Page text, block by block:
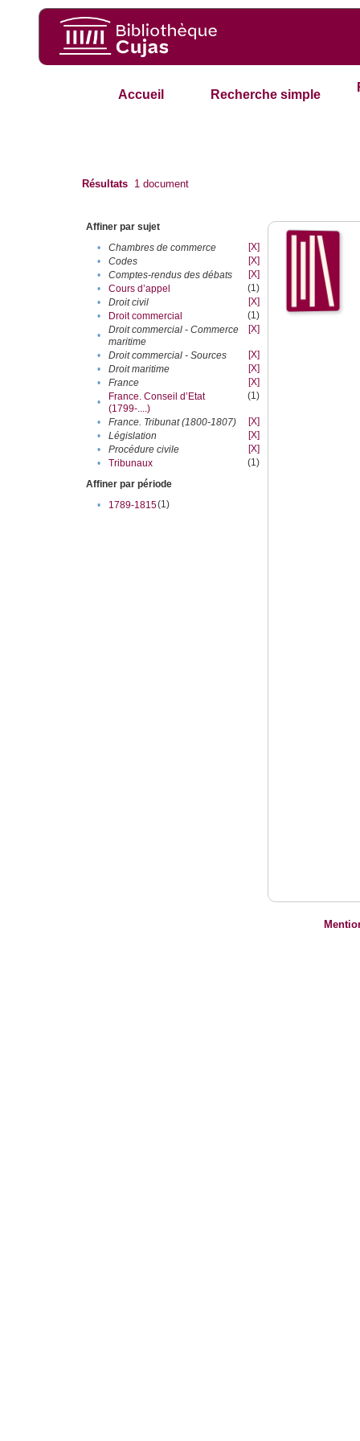
Accueil Recherche simple
Résultats 1 document
Affiner par sujet
•
Chambres de commerce
[X]
•
Codes
[X]
•
Comptes-rendus des débats
[X]
•
Cours d’appel
(1)
•
Droit civil
[X]
•
Droit commercial
(1)
•
Droit commercial - Commerce
maritime
[X]
• Droit commercial - Sources
[X]
•
Droit maritime
[X]
•
France
[X]
•
France. Conseil d’Etat
(1799-....)
(1)
• France. Tribunat (1800-1807)
[X]
•
Législation
[X]
•
Procédure civile
[X]
•
Tribunaux
(1)
Affiner par période
•
1789-1815(1)